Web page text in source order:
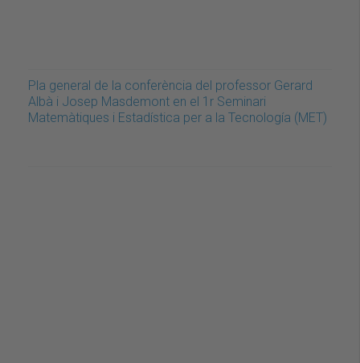
Pla general de la conferència del professor Gerard
Albà i Josep Masdemont en el 1r Seminari
Matemàtiques i Estadística per a la Tecnología (MET)